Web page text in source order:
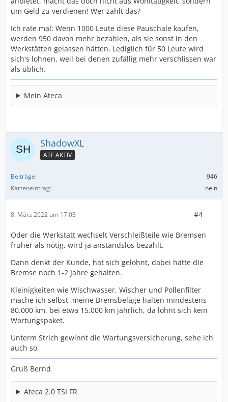
um Geld zu verdienen! Wer zahlt das?
Ich rate mal: Wenn 1000 Leute diese Pauschale kaufen,
werden 950 davon mehr bezahlen, als sie sonst in den
Werkstätten gelassen hätten. Lediglich für 50 Leute wird
sich's lohnen, weil bei denen zufällig mehr verschlissen war
als üblich.
Mein Ateca
ShadowXL
ATF AKTIV
Beiträge
946
Karteneintrag
nein
8. März 2022 um 17:03 #4
Oder die Werkstatt wechselt Verschleißteile wie Bremsen
früher als nötig, wird ja anstandslos bezahlt.
Dann denkt der Kunde, hat sich gelohnt, dabei hätte die
Bremse noch 1-2 Jahre gehalten.
Kleinigkeiten wie Wischwasser, Wischer und Pollenfilter
mache ich selbst, meine Bremsbeläge halten mindestens
80.000 km, bei etwa 15.000 km jährlich, da lohnt sich kein
Wartungspaket.
Unterm Strich gewinnt die Wartungsversicherung, sehe ich
auch so.
Gruß Bernd
Ateca 2.0 TSI FR